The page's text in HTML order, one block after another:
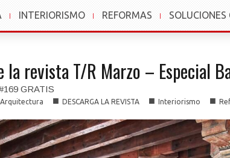
INTERIORISMO REFORMAS
la revista T/R Marzo – Especial
GRATIS
Arquitectura ■ DESCARGA LA REVISTA ■ Interiorismo ■